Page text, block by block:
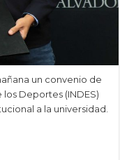
un convenio de
Deportes (INDES)
a la universidad.